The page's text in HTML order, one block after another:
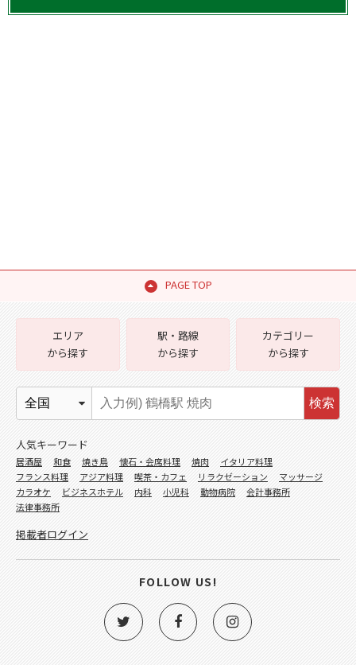
PAGE TOP
エリア
から探す
駅・路線
から探す
カテゴリー
から探す
検索
人気キーワード
居酒屋 和食 焼き鳥 懐石・会席料理 焼肉
イタリア料理
フランス料理
アジア料理 喫茶・カフェ リラクゼーション
マッサージ
カラオケ
ビジネスホテル 内科 小児科 動物病院
会計事務所
法律事務所
掲載者ログイン
FOLLOW US!